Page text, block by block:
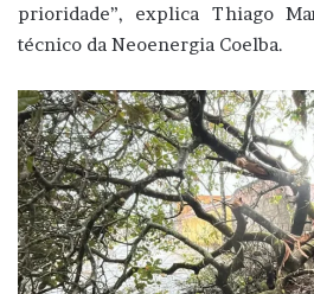
prioridade”, explica Thiago
técnico da Neoenergia Coelba.